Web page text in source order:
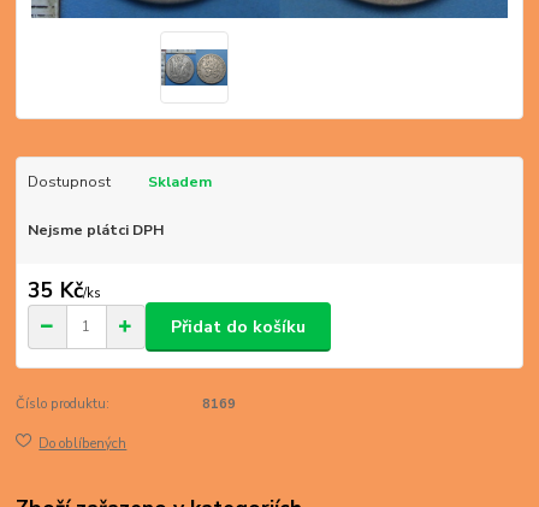
Dostupnost Skladem
Nejsme plátci DPH
35 Kč/ks
Přidat do košíku
Číslo produktu: 8169
Do oblíbených